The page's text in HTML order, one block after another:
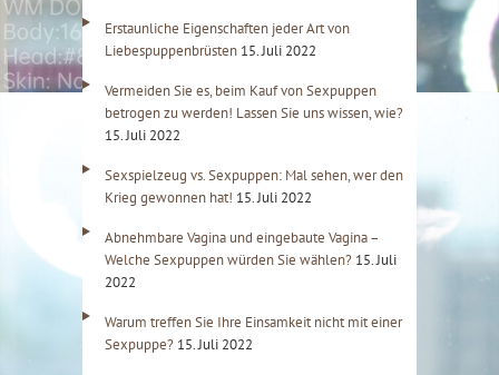
Erstaunliche Eigenschaften jeder Art von
Liebespuppenbrüsten 15. Juli 2022
Vermeiden Sie es, beim Kauf von Sexpuppen
betrogen zu werden! Lassen Sie uns wissen, wie?
15. Juli 2022
Sexspielzeug vs. Sexpuppen: Mal sehen, wer den
Krieg gewonnen hat! 15. Juli 2022
Abnehmbare Vagina und eingebaute Vagina –
Welche Sexpuppen würden Sie wählen? 15. Juli
2022
Warum treffen Sie Ihre Einsamkeit nicht mit einer
Sexpuppe? 15. Juli 2022